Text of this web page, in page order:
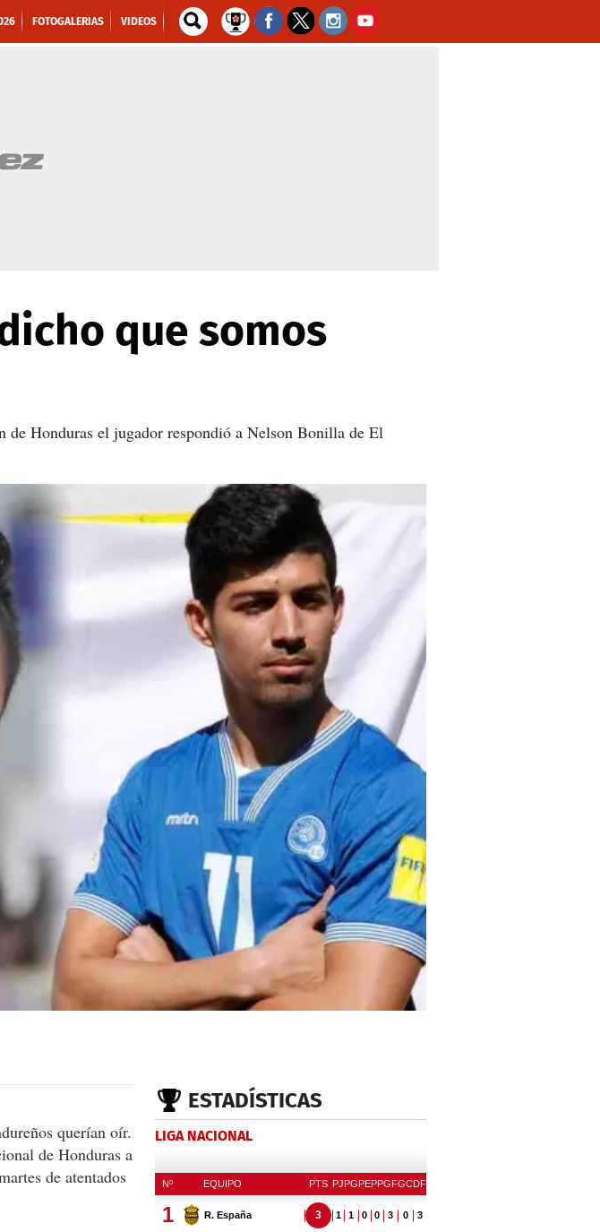
FOTOGALERIAS VIDEOS
que somos
de Honduras el jugador respondió a Nelson Bonilla de El
querían oír.
de Honduras a
de atentados
ESTADÍSTICAS
LIGA NACIONAL